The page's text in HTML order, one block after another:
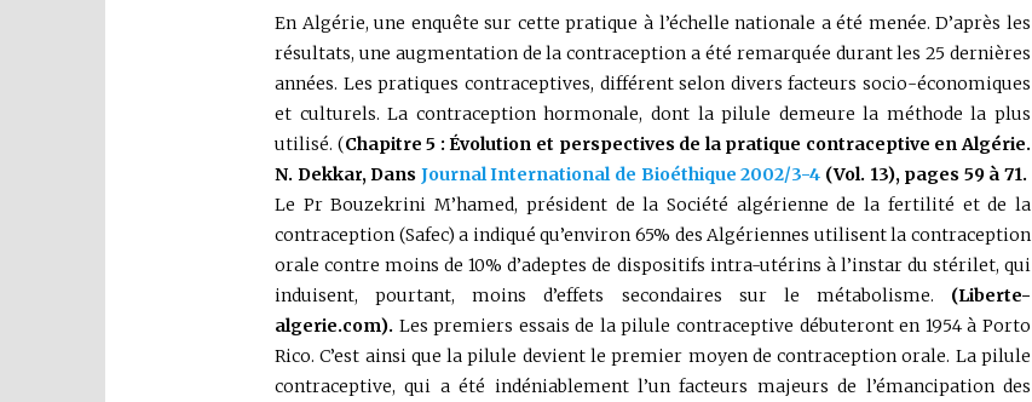
En Algérie, une enquête sur cette pratique à l’échelle nationale a été menée. D’après les
résultats, une augmentation de la contraception a été remarquée durant les 25 dernières
années. Les pratiques contraceptives, différent selon divers facteurs socio-économiques
et culturels. La contraception hormonale, dont la pilule demeure la méthode la plus
utilisé. (Chapitre 5 : Évolution et perspectives de la pratique contraceptive en Algérie.
N. Dekkar,Dans Journal International de Bioéthique 2002/3-4 (Vol. 13), pages 59 à 71.
Le Pr Bouzekrini M’hamed, président de la Société algérienne de la fertilité et de la
contraception (Safec) a indiqué qu’environ 65% des Algériennes utilisent la contraception
orale contre moins de 10% d’adeptes de dispositifs intra-utérins à l’instar du stérilet, qui
induisent, pourtant, moins d’effets secondaires sur le métabolisme. (Liberte-
algerie.com). Les premiers essais de la pilule contraceptive débuteront en 1954 à Porto
Rico. C’est ainsi que la pilule devient le premier moyen de contraception orale. La pilule
contraceptive, qui a été indéniablement l’un facteurs majeurs de l’émancipation des